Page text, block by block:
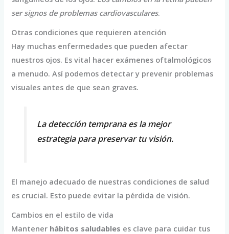
ser signos de problemas cardiovasculares.
Otras condiciones que requieren atención
Hay muchas enfermedades que pueden afectar
nuestros ojos. Es vital hacer exámenes oftalmológicos
a menudo. Así podemos detectar y prevenir problemas
visuales antes de que sean graves.
La detección temprana es la mejor
estrategia para preservar tu visión.
El manejo adecuado de nuestras condiciones de salud
es crucial. Esto puede evitar la pérdida de visión.
Cambios en el estilo de vida
Mantener hábitos saludables es clave para cuidar tus